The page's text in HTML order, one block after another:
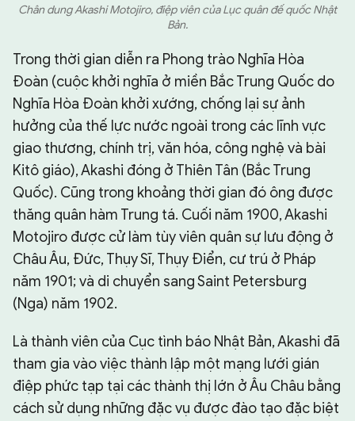
Chân dung Akashi Motojiro, điệp viên của Lục quân đế quốc Nhật
Bản.
Trong thời gian diễn ra Phong trào Nghĩa Hòa
Đoàn (cuộc khởi nghĩa ở miền Bắc Trung Quốc do
Nghĩa Hòa Đoàn khởi xướng, chống lại sự ảnh
hưởng của thế lực nước ngoài trong các lĩnh vực
giao thương, chính trị, văn hóa, công nghệ và bài
Kitô giáo), Akashi đóng ở Thiên Tân (Bắc Trung
Quốc). Cũng trong khoảng thời gian đó ông được
thăng quân hàm Trung tá. Cuối năm 1900, Akashi
Motojiro được cử làm tùy viên quân sự lưu động ở
Châu Âu, Đức, Thụy Sĩ, Thụy Điển, cư trú ở Pháp
năm 1901; và di chuyển sang Saint Petersburg
(Nga) năm 1902.
Là thành viên của Cục tình báo Nhật Bản, Akashi đã
tham gia vào việc thành lập một mạng lưới gián
điệp phức tạp tại các thành thị lớn ở Âu Châu bằng
cách sử dụng những đặc vụ được đào tạo đặc biệt